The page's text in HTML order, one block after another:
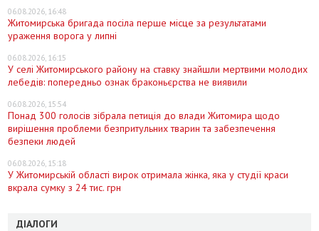
06.08.2026, 16:48
Житомирська бригада посіла перше місце за результатами
ураження ворога у липні
06.08.2026, 16:15
У селі Житомирського району на ставку знайшли мертвими молодих
лебедів: попередньо ознак браконьєрства не виявили
06.08.2026, 15:54
Понад 300 голосів зібрала петиція до влади Житомира щодо
вирішення проблеми безпритульних тварин та забезпечення
безпеки людей
06.08.2026, 15:18
У Житомирській області вирок отримала жінка, яка у студії краси
вкрала сумку з 24 тис. грн
ДІАЛОГИ